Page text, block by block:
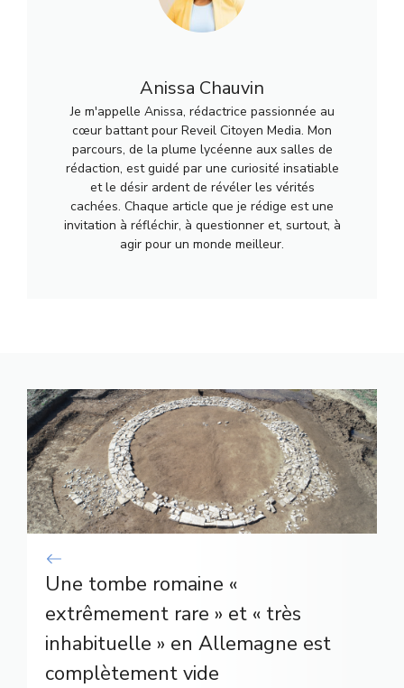
Anissa Chauvin
Je m'appelle Anissa, rédactrice passionnée au
cœur battant pour Reveil Citoyen Media. Mon
parcours, de la plume lycéenne aux salles de
rédaction, est guidé par une curiosité insatiable
et le désir ardent de révéler les vérités
cachées. Chaque article que je rédige est une
invitation à réfléchir, à questionner et, surtout, à
agir pour un monde meilleur.
Une tombe romaine «
extrêmement rare » et « très
inhabituelle » en Allemagne est
complètement vide